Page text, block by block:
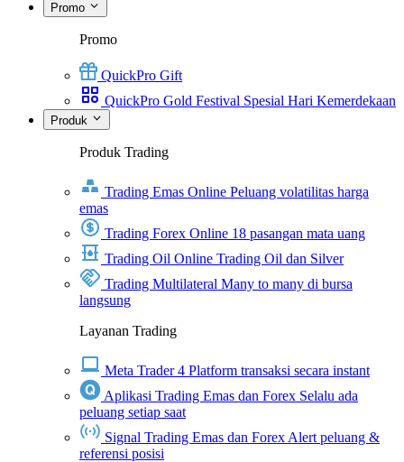
Promo
Promo
QuickPro Gift
QuickPro Gold Festival Spesial Hari Kemerdekaan
Produk
Produk Trading
Trading Emas Online Peluang volatilitas harga
emas
Trading Forex Online 18 pasangan mata uang
Trading Oil Online Trading Oil dan Silver
Trading Multilateral Many to many di bursa
langsung
Layanan Trading
Meta Trader 4 Platform transaksi secara instant
Aplikasi Trading Emas dan Forex Selalu ada
peluang setiap saat
Signal Trading Emas dan Forex Alert peluang &
referensi posisi